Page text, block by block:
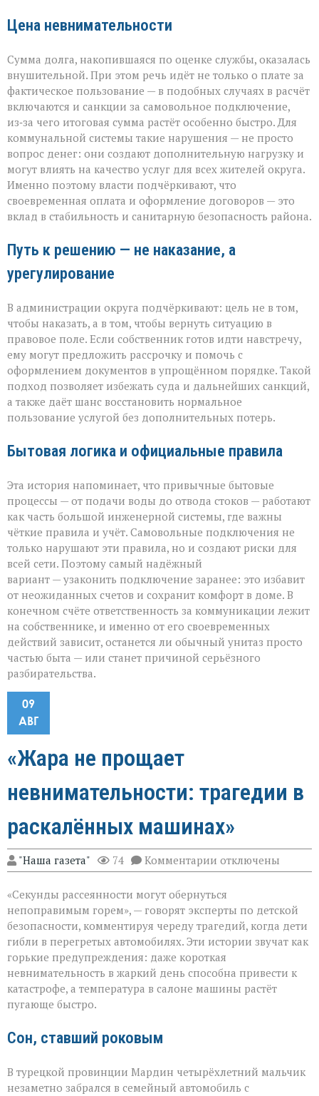
Цена невнимательности
Сумма долга, накопившаяся по оценке службы, оказалась
внушительной. При этом речь идёт не только о плате за
фактическое пользование — в подобных случаях в расчёт
включаются и санкции за самовольное подключение,
из‑за чего итоговая сумма растёт особенно быстро. Для
коммунальной системы такие нарушения — не просто
вопрос денег: они создают дополнительную нагрузку и
могут влиять на качество услуг для всех жителей округа.
Именно поэтому власти подчёркивают, что
своевременная оплата и оформление договоров — это
вклад в стабильность и санитарную безопасность района.
Путь к решению — не наказание, а
урегулирование
В администрации округа подчёркивают: цель не в том,
чтобы наказать, а в том, чтобы вернуть ситуацию в
правовое поле. Если собственник готов идти навстречу,
ему могут предложить рассрочку и помочь с
оформлением документов в упрощённом порядке. Такой
подход позволяет избежать суда и дальнейших санкций,
а также даёт шанс восстановить нормальное
пользование услугой без дополнительных потерь.
Бытовая логика и официальные правила
Эта история напоминает, что привычные бытовые
процессы — от подачи воды до отвода стоков — работают
как часть большой инженерной системы, где важны
чёткие правила и учёт. Самовольные подключения не
только нарушают эти правила, но и создают риски для
всей сети. Поэтому самый надёжный
вариант — узаконить подключение заранее: это избавит
от неожиданных счетов и сохранит комфорт в доме. В
конечном счёте ответственность за коммуникации лежит
на собственнике, и именно от его своевременных
действий зависит, останется ли обычный унитаз просто
частью быта — или станет причиной серьёзного
разбирательства.
09
АВГ
«Жара не прощает
невнимательности: трагедии в
раскалённых машинах»
"Наша газета" 74 Комментарии к
записи
не
прощает
невнимательности:
трагедии
в
раскалённых
машинах»
отключены
«Секунды рассеянности могут обернуться
непоправимым горем», — говорят эксперты по детской
безопасности, комментируя череду трагедий, когда дети
гибли в перегретых автомобилях. Эти истории звучат как
горькие предупреждения: даже короткая
невнимательность в жаркий день способна привести к
катастрофе, а температура в салоне машины растёт
пугающе быстро.
Сон, ставший роковым
В турецкой провинции Мардин четырёхлетний мальчик
незаметно забрался в семейный автомобиль с